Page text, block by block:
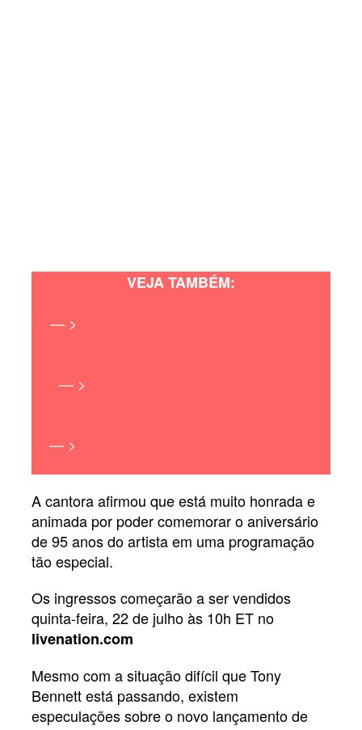
VEJA TAMBÉM:
— >
— >
— >
A cantora afirmou que está muito honrada e
animada por poder comemorar o aniversário
de 95 anos do artista em uma programação
tão especial.
Os ingressos começarão a ser vendidos
quinta-feira, 22 de julho às 10h ET no
livenation.com
Mesmo com a situação difícil que Tony
Bennett está passando, existem
especulações sobre o novo lançamento de